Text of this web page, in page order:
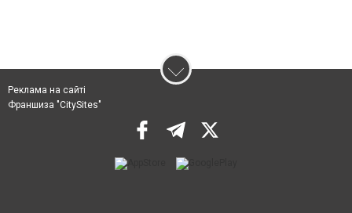
Реклама на сайті
Франшиза "CitySites"